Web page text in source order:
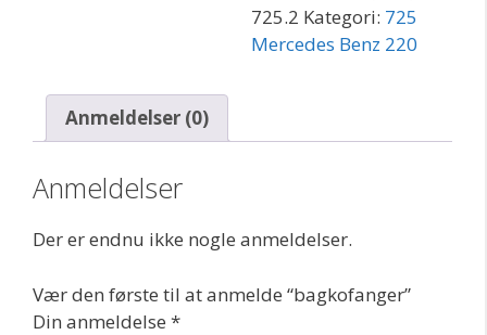
725.2 Kategori: 725
Mercedes Benz 220
Anmeldelser (0)
Anmeldelser
Der er endnu ikke nogle anmeldelser.
Vær den første til at anmelde “bagkofanger”
Din anmeldelse *